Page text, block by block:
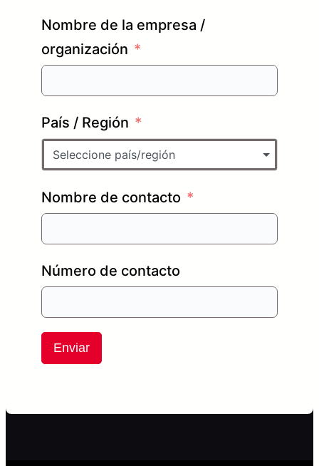
Nombre de la empresa /
organización
País / Región
Seleccione país/región
Nombre de contacto
Número de contacto
Enviar